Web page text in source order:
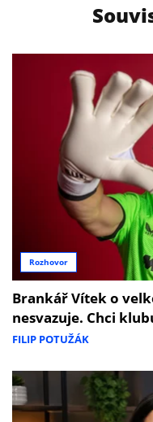
Rozhovor
Brankář Vítek o
nesvazuje. Chci
FILIP POTUŽÁK